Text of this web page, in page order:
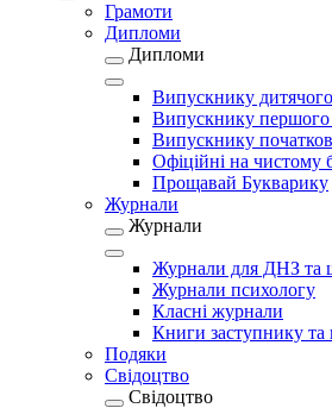
Грамоти
Дипломи
Дипломи
Випускнику
Випускнику першого
Випускнику
Офіційні на чистому
Прощавай Букварику
Журнали
Журнали
Журнали для ДНЗ та
Журнали психологу
Класні журнали
Книги заступнику та
Подяки
Свідоцтво
Свідоцтво